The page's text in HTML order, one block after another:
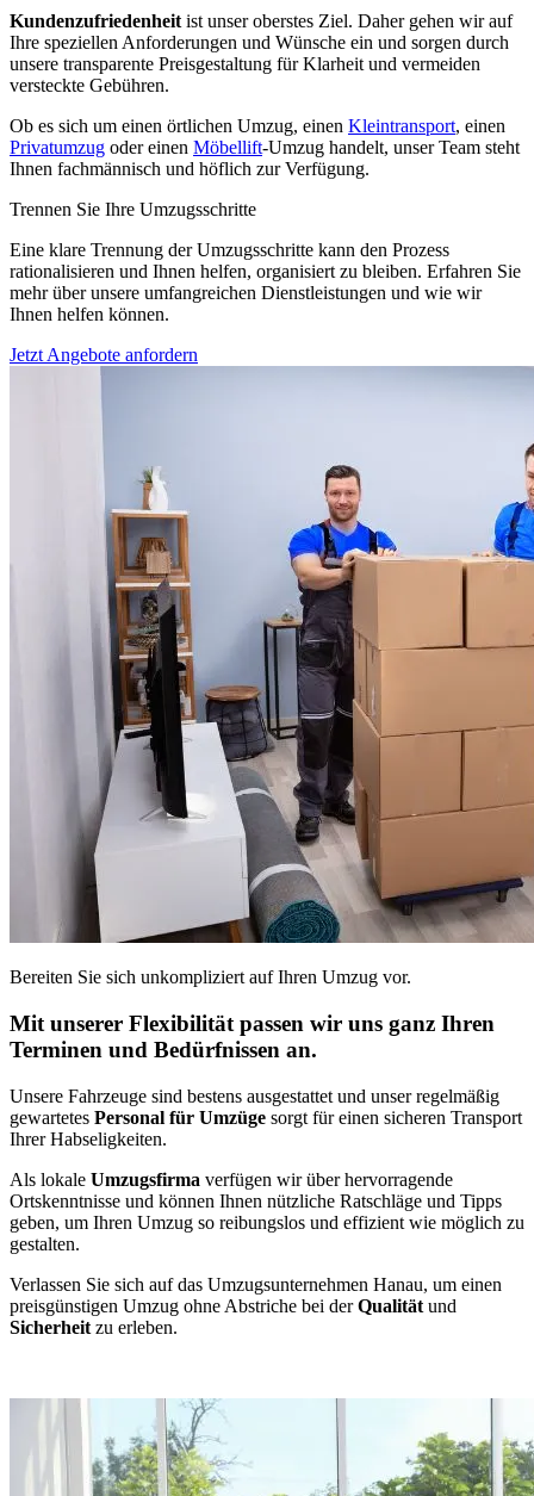
Kundenzufriedenheit ist unser oberstes Ziel. Daher gehen wir auf
Ihre speziellen Anforderungen und Wünsche ein und sorgen durch
unsere transparente Preisgestaltung für Klarheit und vermeiden
versteckte Gebühren.
Ob es sich um einen örtlichen Umzug, einen Kleintransport, einen
Privatumzug oder einen Möbellift-Umzug handelt, unser Team steht
Ihnen fachmännisch und höflich zur Verfügung.
Trennen Sie Ihre Umzugsschritte
Eine klare Trennung der Umzugsschritte kann den Prozess
rationalisieren und Ihnen helfen, organisiert zu bleiben. Erfahren Sie
mehr über unsere umfangreichen Dienstleistungen und wie wir
Ihnen helfen können.
Jetzt Angebote anfordern
Bereiten Sie sich unkompliziert auf Ihren Umzug vor.
Mit unserer Flexibilität passen wir uns ganz Ihren
Terminen und Bedürfnissen an.
Unsere Fahrzeuge sind bestens ausgestattet und unser regelmäßig
gewartetes Personal für Umzüge sorgt für einen sicheren Transport
Ihrer Habseligkeiten.
Als lokale Umzugsfirma verfügen wir über hervorragende
Ortskenntnisse und können Ihnen nützliche Ratschläge und Tipps
geben, um Ihren Umzug so reibungslos und effizient wie möglich zu
gestalten.
Verlassen Sie sich auf das Umzugsunternehmen Hanau, um einen
preisgünstigen Umzug ohne Abstriche bei derQualität und
Sicherheit zu erleben.